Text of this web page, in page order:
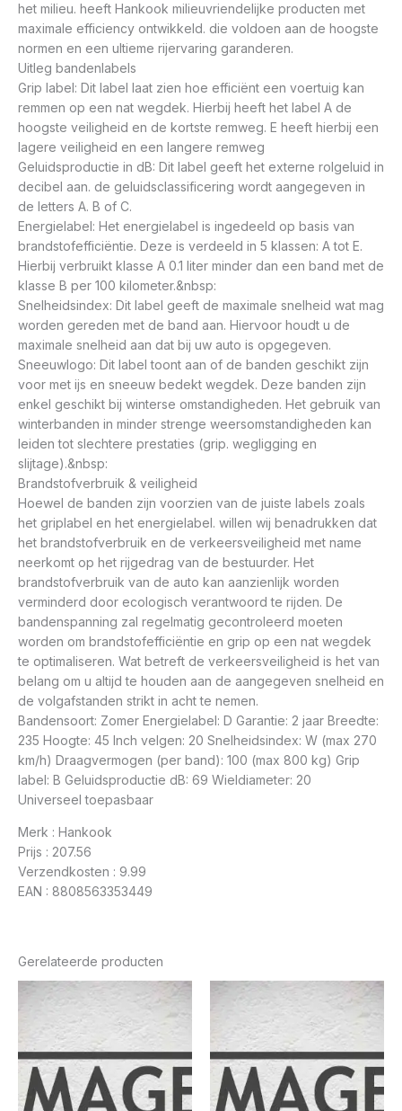
het milieu. heeft Hankook milieuvriendelijke producten met
maximale efficiency ontwikkeld. die voldoen aan de hoogste
normen en een ultieme rijervaring garanderen.
Uitleg bandenlabels
Grip label: Dit label laat zien hoe efficiënt een voertuig kan
remmen op een nat wegdek. Hierbij heeft het label A de
hoogste veiligheid en de kortste remweg. E heeft hierbij een
lagere veiligheid en een langere remweg
Geluidsproductie in dB: Dit label geeft het externe rolgeluid in
decibel aan. de geluidsclassificering wordt aangegeven in
de letters A. B of C.
Energielabel: Het energielabel is ingedeeld op basis van
brandstofefficiëntie. Deze is verdeeld in 5 klassen: A tot E.
Hierbij verbruikt klasse A 0.1 liter minder dan een band met de
klasse B per 100 kilometer.&nbsp:
Snelheidsindex: Dit label geeft de maximale snelheid wat mag
worden gereden met de band aan. Hiervoor houdt u de
maximale snelheid aan dat bij uw auto is opgegeven.
Sneeuwlogo: Dit label toont aan of de banden geschikt zijn
voor met ijs en sneeuw bedekt wegdek. Deze banden zijn
enkel geschikt bij winterse omstandigheden. Het gebruik van
winterbanden in minder strenge weersomstandigheden kan
leiden tot slechtere prestaties (grip. wegligging en
slijtage).&nbsp:
Brandstofverbruik & veiligheid
Hoewel de banden zijn voorzien van de juiste labels zoals
het griplabel en het energielabel. willen wij benadrukken dat
het brandstofverbruik en de verkeersveiligheid met name
neerkomt op het rijgedrag van de bestuurder. Het
brandstofverbruik van de auto kan aanzienlijk worden
verminderd door ecologisch verantwoord te rijden. De
bandenspanning zal regelmatig gecontroleerd moeten
worden om brandstofefficiëntie en grip op een nat wegdek
te optimaliseren. Wat betreft de verkeersveiligheid is het van
belang om u altijd te houden aan de aangegeven snelheid en
de volgafstanden strikt in acht te nemen.
Bandensoort: Zomer Energielabel: D Garantie: 2 jaar Breedte:
235 Hoogte: 45 Inch velgen: 20 Snelheidsindex: W (max 270
km/h) Draagvermogen (per band): 100 (max 800 kg) Grip
label: B Geluidsproductie dB: 69 Wieldiameter: 20
Universeel toepasbaar
Merk : Hankook
Prijs : 207.56
Verzendkosten : 9.99
EAN : 8808563353449
Gerelateerde producten